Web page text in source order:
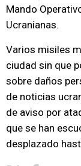
Mando
Ucranianas.
Varios misiles
ciudad sin que
sobre daños
de noticias
de aviso por
que se han
desplazado